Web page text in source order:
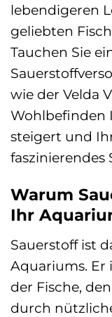
lebendigeren
geliebten
Tauchen Sie
wie der Velda
Wohlbefinden
steigert und
faszinierendes
Warum
Ihr
Sauerstoff ist
Aquariums. Er
der Fische,
durch